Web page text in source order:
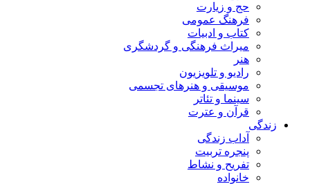
حج و زیارت
فرهنگ عمومی
کتاب و ادبیات
میراث فرهنگی و گردشگری
هنر
رادیو و تلویزیون
موسیقی و هنرهای تجسمی
سینما و تئاتر
قرآن و عترت
زندگی
آداب زندگی
پنجره تربیت
تفریح و نشاط
خانواده